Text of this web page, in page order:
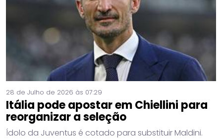
28 de Julho de 2026 às 07:29
Itália pode apostar em Chiellini para
reorganizar a seleção
Ídolo da Juventus é cotado para substituir Maldini.